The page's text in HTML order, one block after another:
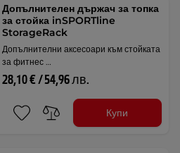
Допълнителен държач за топка
за стойка inSPORTline
StorageRack
Допълнителни аксесоари към стойката
за фитнес …
28,10 € / 54,96 лв.
Купи